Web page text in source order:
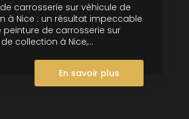
carrosserie sur véhicule de
à Nice : un résultat impeccable
peinture de carrosserie sur
collection à Nice,...
En savoir plus